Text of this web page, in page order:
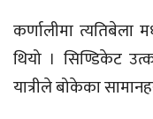
कर्णालीमा त्यतिबेला
थियो । सिण्डिकेट
यात्रीले बोकेका